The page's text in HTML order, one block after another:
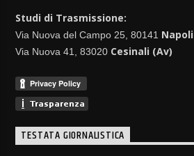
Studi di Trasmissione:
Via Nuova del Campo 25, 80141 Napoli
Via Nuova 41, 83020 Cesinali (Av)
TESTATA GIORNALISTICA